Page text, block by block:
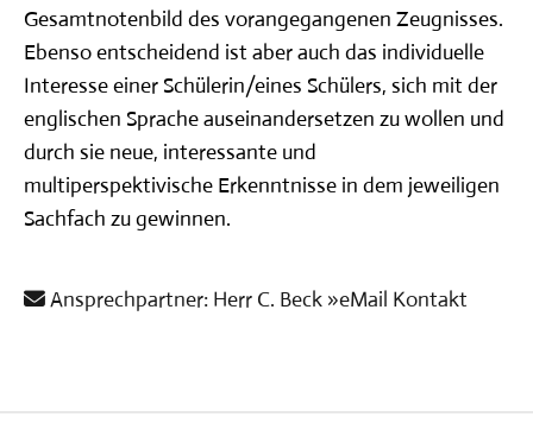
Gesamtnotenbild des vorangegangenen Zeugnisses.
Ebenso entscheidend ist aber auch das individuelle
Interesse einer Schülerin/eines Schülers, sich mit der
englischen Sprache auseinandersetzen zu wollen und
durch sie neue, interessante und
multiperspektivische Erkenntnisse in dem jeweiligen
Sachfach zu gewinnen.
Ansprechpartner: Herr C. Beck »eMail Kontakt